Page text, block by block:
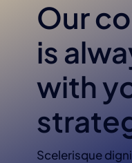
Our
is
with
Scelerisque